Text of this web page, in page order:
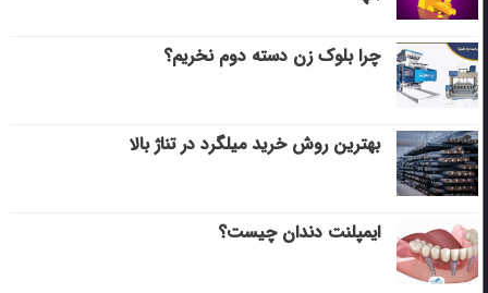
چرا بلوک زن دسته دوم نخریم؟
بهترین روش خرید میلگرد در تناژ بالا
ایمپلنت دندان چیست؟